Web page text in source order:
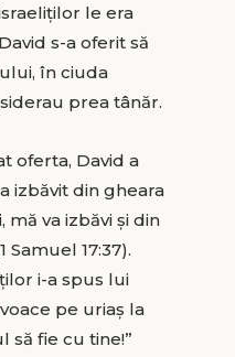
le era
s-a oferit să
în ciuda
prea tânăr.
oferta, David a
izbăvit din gheara
va izbăvi și din
Samuel 17:37).
i-a spus lui
pe uriaș la
să fie cu tine!”